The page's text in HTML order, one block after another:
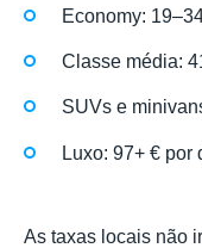
Economy:
Classe média:
SUVs e
Luxo: 97+ € por
As taxas locais não